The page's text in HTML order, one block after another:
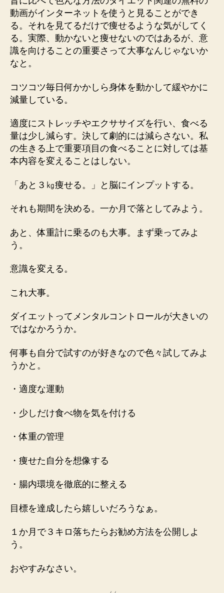
動画がインターネットを使うと見ることができ
る。それを見てるだけで痩せるような気がしてく
る。実際、動かないと痩せないのではあるが、意
識を向けることの重要さって大事なんじゃないか
なと。
コツコツ毎日何かかしら身体を動かして緩やかに
減量している。
適度にストレッチやエクササイズを行い、食べる
量は少し減らす。決して劇的には減らさない。私
の生きる上で重要項目の食べることに対しては基
本内容を変えることはしない。
「あと３㎏痩せる。」と脳にインプットする。
それも期間を決める。一か月で落としてみよう。
あと、体重計に乗るのも大事。まず乗ってみよ
う。
意識を変える。
これ大事。
ダイエットってメンタルコントロールが大きいの
ではなかろうか。
何事も自分で試すのが好きなので色々試してみよ
うかと。
・適度な運動
・少しだけ食べ物を気を付ける
・体重の管理
・痩せた自分を想像する
・腸内環境を徹底的に整える
目標を達成したら嬉しいだろうなぁ。
１か月で３キロ落ちたらお勧め方法を公開しよ
う。
おやすみなさい。